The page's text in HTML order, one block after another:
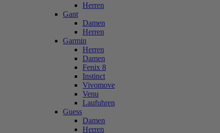
Herren
Gant
Damen
Herren
Garmin
Herren
Damen
Fenix 8
Instinct
Vivomove
Venu
Laufuhren
Guess
Damen
Herren